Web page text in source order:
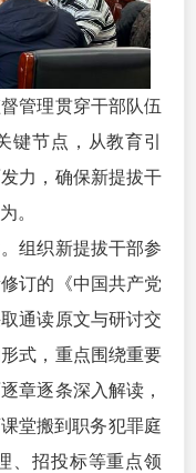
管理贯穿干部队伍
键节点，从教育引
力，确保新提拔干
。
组织新提拔干部参
订的《中国共产党
通读原文与研讨交
式，重点围绕重要
章逐条深入解读，
堂搬到职务犯罪庭
、招投标等重点领